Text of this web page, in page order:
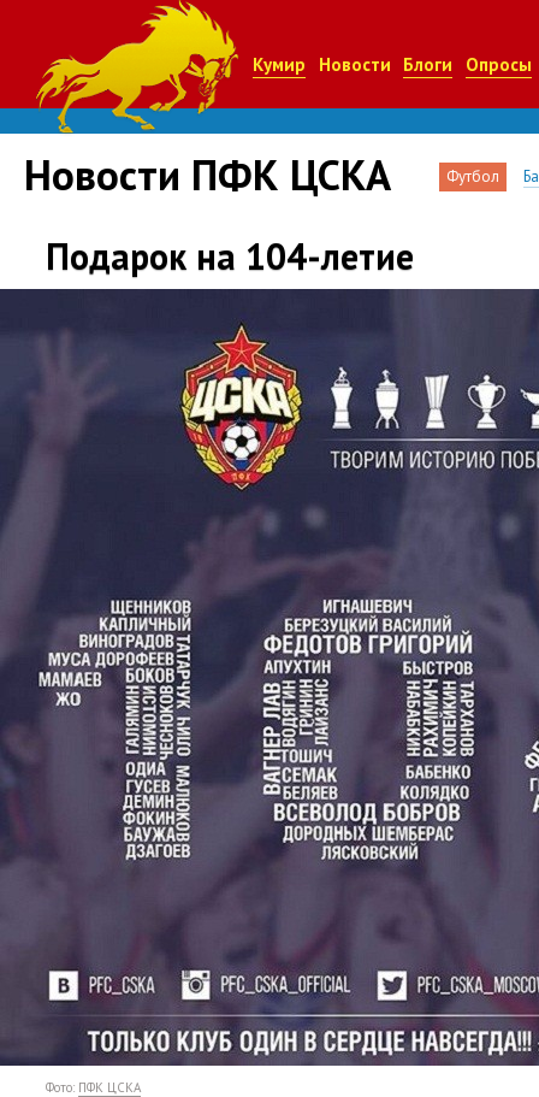
Кумир Новости Блоги Опросы
Новости ПФК ЦСКА Футбол
Подарок на 104-летие
Фото: ПФК ЦСКА